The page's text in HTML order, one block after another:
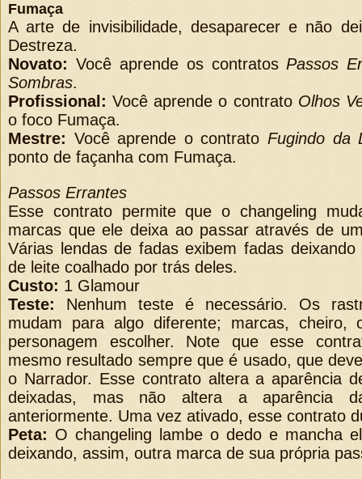
Fumaça
A arte de invisibilidade, desaparecer e não
Destreza.
Novato: Você aprende os contratosPassos
Sombras.
Profissional: Você aprende o contrato Olhos
o foco Fumaça.
Mestre: Você aprende o contrato Fugindo da
ponto de façanha com Fumaça.
Passos Errantes
Esse contrato permite que o changeling
marcas que ele deixa ao passar através de
Várias lendas de fadas exibem fadas
de leite coalhado por trás deles.
Custo: 1 Glamour
Teste: Nenhum teste é necessário. Os
mudam para algo diferente; marcas,
personagem escolher. Note que esse
mesmo resultado sempre que é usado, que
o Narrador. Esse contrato altera a aparência
deixadas, mas não altera a aparência
anteriormente. Uma vez ativado, esse contrato
Peta: O changeling lambe o dedo e mancha
deixando, assim, outra marca de sua própria